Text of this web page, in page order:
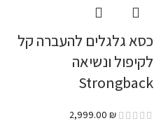
כסא גלגלים להעברה קל
לקיפול ונשיאה
Strongback
2,999.00 ₪